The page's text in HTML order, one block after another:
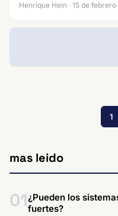
Henrique Hein · 15 de febrero
1
mas leido
01¿Pueden los
fuertes?